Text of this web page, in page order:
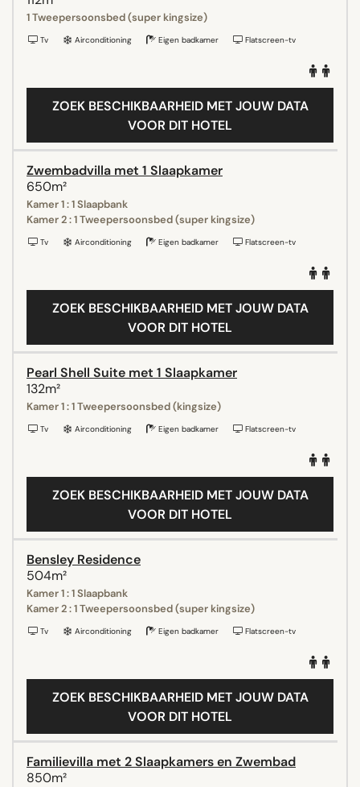
1 Tweepersoonsbed (super kingsize)
Tv Airconditioning Eigen badkamer Flatscreen-tv
ZOEK BESCHIKBAARHEID MET JOUW DATA
VOOR DIT HOTEL
Zwembadvilla met 1 Slaapkamer
650m²
Kamer 1 : 1 Slaapbank
Kamer 2 : 1 Tweepersoonsbed (super kingsize)
Tv Airconditioning Eigen badkamer Flatscreen-tv
ZOEK BESCHIKBAARHEID MET JOUW DATA
VOOR DIT HOTEL
Pearl Shell Suite met 1 Slaapkamer
132m²
Kamer 1 : 1 Tweepersoonsbed (kingsize)
Tv Airconditioning Eigen badkamer Flatscreen-tv
ZOEK BESCHIKBAARHEID MET JOUW DATA
VOOR DIT HOTEL
Bensley Residence
504m²
Kamer 1 : 1 Slaapbank
Kamer 2 : 1 Tweepersoonsbed (super kingsize)
Tv Airconditioning Eigen badkamer Flatscreen-tv
ZOEK BESCHIKBAARHEID MET JOUW DATA
VOOR DIT HOTEL
Familievilla met 2 Slaapkamers en Zwembad
850m²